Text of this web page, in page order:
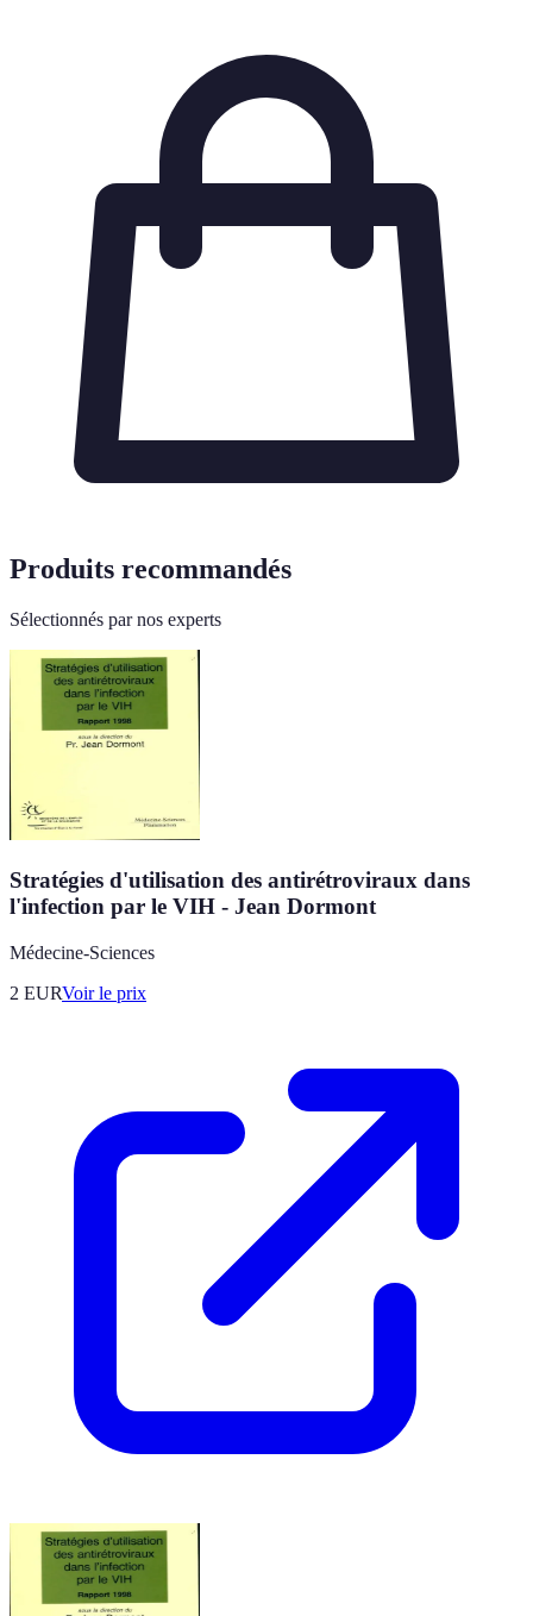
Produits recommandés
Sélectionnés par nos experts
Stratégies d'utilisation des antirétroviraux dans
l'infection par le VIH - Jean Dormont
Médecine-Sciences
2 EURVoir le prix